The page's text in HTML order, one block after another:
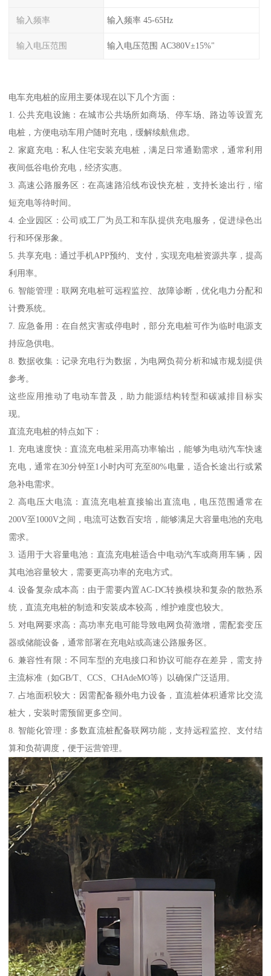
输入频率 输入频率 45-65Hz
输入电压范围 输入电压范围 AC380V±15%"
电车充电桩的应用主要体现在以下几个方面：
1. 公共充电设施：在城市公共场所如商场、停车场、路边等设置充
电桩，方便电动车用户随时充电，缓解续航焦虑。
2. 家庭充电：私人住宅安装充电桩，满足日常通勤需求，通常利用
夜间低谷电价充电，经济实惠。
3. 高速公路服务区：在高速路沿线布设快充桩，支持长途出行，缩
短充电等待时间。
4. 企业园区：公司或工厂为员工和车队提供充电服务，促进绿色出
行和环保形象。
5. 共享充电：通过手机APP预约、支付，实现充电桩资源共享，提高
利用率。
6. 智能管理：联网充电桩可远程监控、故障诊断，优化电力分配和
计费系统。
7. 应急备用：在自然灾害或停电时，部分充电桩可作为临时电源支
持应急供电。
8. 数据收集：记录充电行为数据，为电网负荷分析和城市规划提供
参考。
这些应用推动了电动车普及，助力能源结构转型和碳减排目标实
现。
直流充电桩的特点如下：
1. 充电速度快：直流充电桩采用高功率输出，能够为电动汽车快速
充电，通常在30分钟至1小时内可充至80%电量，适合长途出行或紧
急补电需求。
2. 高电压大电流：直流充电桩直接输出直流电，电压范围通常在
200V至1000V之间，电流可达数百安培，能够满足大容量电池的充电
需求。
3. 适用于大容量电池：直流充电桩适合中电动汽车或商用车辆，因
其电池容量较大，需要更高功率的充电方式。
4. 设备复杂成本高：由于需要内置AC-DC转换模块和复杂的散热系
统，直流充电桩的制造和安装成本较高，维护难度也较大。
5. 对电网要求高：高功率充电可能导致电网负荷激增，需配套变压
器或储能设备，通常部署在充电站或高速公路服务区。
6. 兼容性有限：不同车型的充电接口和协议可能存在差异，需支持
主流标准（如GB/T、CCS、CHAdeMO等）以确保广泛适用。
7. 占地面积较大：因需配备额外电力设备，直流桩体积通常比交流
桩大，安装时需预留更多空间。
8. 智能化管理：多数直流桩配备联网功能，支持远程监控、支付结
算和负荷调度，便于运营管理。